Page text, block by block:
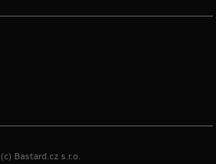
(c) Bastard.cz s.r.o.